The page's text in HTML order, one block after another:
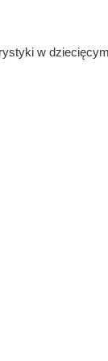
w